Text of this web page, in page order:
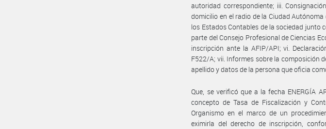
autoridad correspondiente; iii.
domicilio en el radio de la Ciudad
los Estados Contables de la sociedad junto
parte del Consejo Profesional de Ciencias
inscripción ante la AFIP/API; vi.
F522/A; vii. Informes sobre la composición
apellido y datos de la persona que oficia
Que, se verificó que a la fecha ENERGÍA
concepto de Tasa de Fiscalización y
Organismo en el marco de un
eximirla del derecho de inscripción,